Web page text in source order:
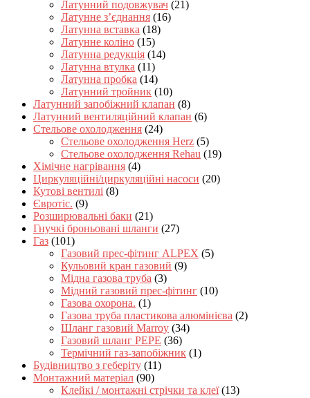
Латунний подовжувач (21)
Латунне з’єднання (16)
Латунна вставка (18)
Латунне коліно (15)
Латунна редукція (14)
Латунна втулка (11)
Латунна пробка (14)
Латунний тройник (10)
Латунний запобіжний клапан (8)
Латунний вентиляційний клапан (6)
Стельове охолодження (24)
Стельове охолодження Herz (5)
Стельове охолодження Rehau (19)
Хімічне нагрівання (4)
Циркуляційні/циркуляційні насоси (20)
Кутові вентилі (8)
Євротіс. (9)
Розширювальні баки (21)
Гнучкі броньовані шланги (27)
Газ (101)
Газовий прес-фітинг ALPEX (5)
Кульовий кран газовий (9)
Мідна газова труба (3)
Мідний газовий прес-фітинг (10)
Газова охорона. (1)
Газова труба пластикова алюмінієва (2)
Шланг газовий Marroy (34)
Газовий шланг PEPE (36)
Термічний газ-запобіжник (1)
Будівництво з геберіту (11)
Монтажний матеріал (90)
Клейкі / монтажні стрічки та клеї (13)